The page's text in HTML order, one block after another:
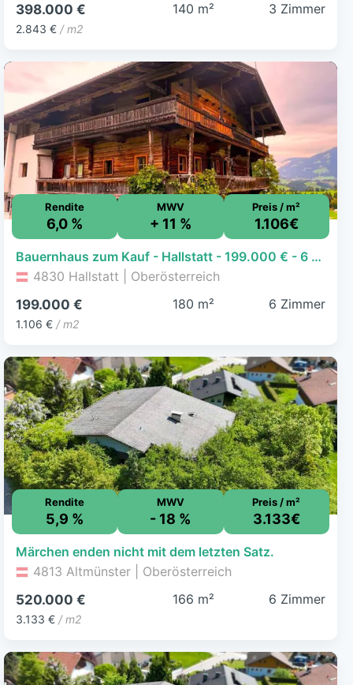
398.000 €
2.843 € / m2
140 m² 3 Zimmer
Rendite
6,0 %
MWV
+ 11 %
Preis / m²
1.106€
Bauernhaus zum Kauf - Hallstatt - 199.000 € - 6 Zimmer, 180 m²
4830 Hallstatt | Oberösterreich
199.000 €
1.106 € / m2
180 m² 6 Zimmer
Rendite
5,9 %
MWV
- 18 %
Preis / m²
3.133€
Märchen enden nicht mit dem letzten Satz.
4813 Altmünster | Oberösterreich
520.000 €
3.133 € / m2
166 m² 6 Zimmer